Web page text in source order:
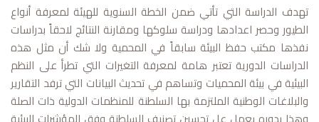
تهدف الدراسة التي تأتي ضمن الخطة السنوية للهيئة لمعرفة أنواع
الطيور وحصر اعدادها ودراسة سلوكها ومقارنة النتائج لاحقاً بدراسات
نفذها مكتب حفظ البيئة سابقاً في المحمية ولا شك أن مثل هذه
الدراسات الدورية تعتبر هامة لمعرفة التغيرات التي تطرأ على النظم
البيئية في بيئة المحميات وتساهم في تحديث البيانات التي ترفد التقارير
والبلاغات الوطنية الملتزمة بها السلطنة للمنظمات الدولية ذات الصلة